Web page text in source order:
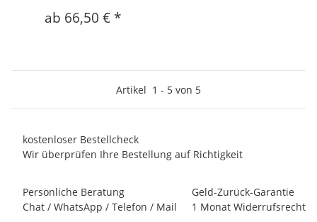
ab 66,50 € *
Artikel 1 - 5 von 5
kostenloser Bestellcheck
Wir überprüfen Ihre Bestellung auf Richtigkeit
Persönliche Beratung
Chat / WhatsApp / Telefon / Mail
Geld-Zurück-Garantie
1 Monat Widerrufsrecht